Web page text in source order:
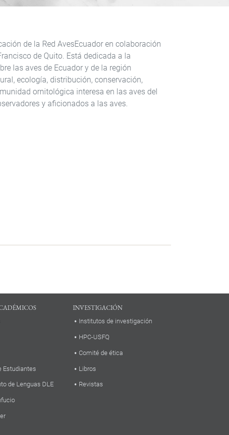
de la Red AvesEcuador en colaboración
de Quito. Está dedicada a la
las aves de Ecuador y de la región
ecología, distribución, conservación,
ornitológica interesa en las aves del
y aficionados a las aves.
Estudiantes
de Lenguas DLE
INVESTIGACIÓN
Institutos de investigación
HPC-USFQ
Comité de ética
Libros
Revistas